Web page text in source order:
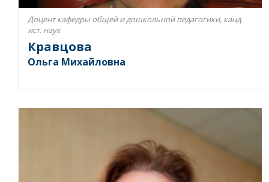
Доцент кафедры общей и дошкольной педагогики, канд.
ист. наук
Кравцова
Ольга Михайловна